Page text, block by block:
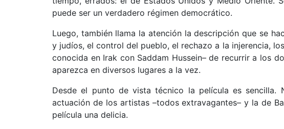
puede ser un verdadero régimen democrático.
Luego, también llama la atención la descripción que se
y judíos, el control del pueblo, el rechazo a la injerencia,
conocida en Irak con Saddam Hussein– de recurrir a los
aparezca en diversos lugares a la vez.
Desde el punto de vista técnico la película es sencilla.
actuación de los artistas –todos extravagantes– y la de
película una delicia.